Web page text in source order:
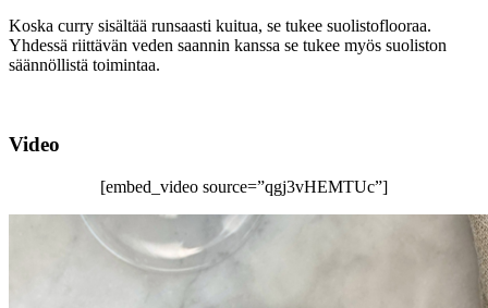
Koska curry sisältää runsaasti kuitua, se tukee suolistoflooraa.
Yhdessä riittävän veden saannin kanssa se tukee myös suoliston
säännöllistä toimintaa.
Video
[embed_video source=”qgj3vHEMTUc”]